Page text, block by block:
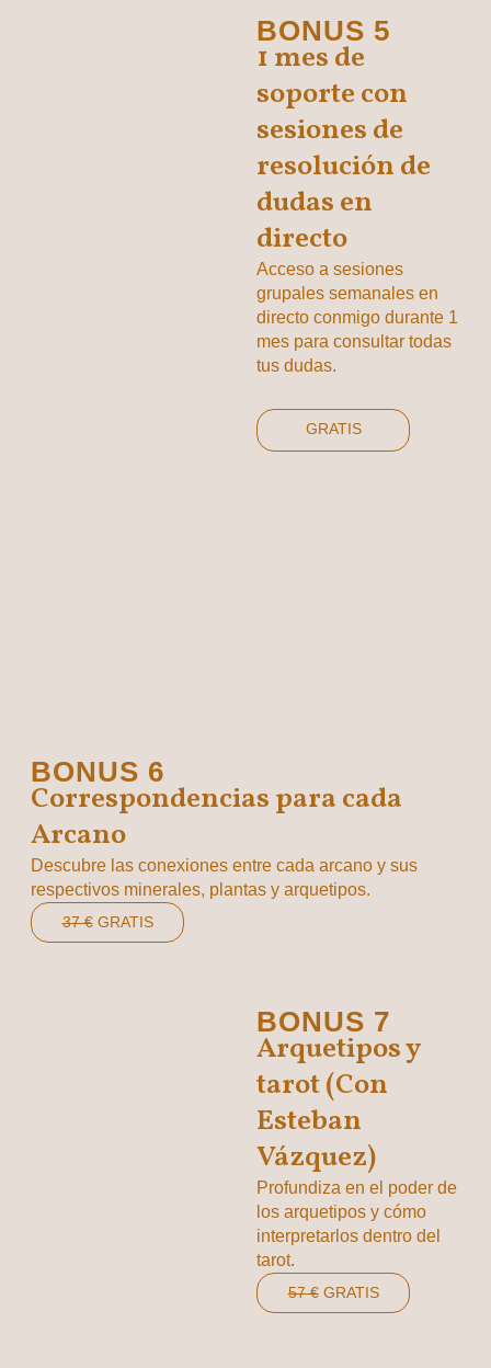
BONUS 5
1 mes de
soporte con
sesiones de
resolución de
dudas en
directo
Acceso a sesiones
grupales semanales en
directo conmigo durante 1
mes para consultar todas
tus dudas.
GRATIS
BONUS 6
Correspondencias para cada
Arcano
Descubre las conexiones entre cada arcano y sus
respectivos minerales, plantas y arquetipos.
37 €GRATIS
BONUS 7
Arquetipos y
tarot (Con
Esteban
Vázquez)
Profundiza en el poder de
los arquetipos y cómo
interpretarlos dentro del
tarot.
57 €GRATIS